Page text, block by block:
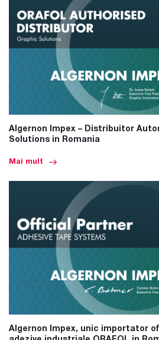
Algernon Impex – Distribuitor
Solutions in Romania
Mai mult
Algernon Impex, unic importator